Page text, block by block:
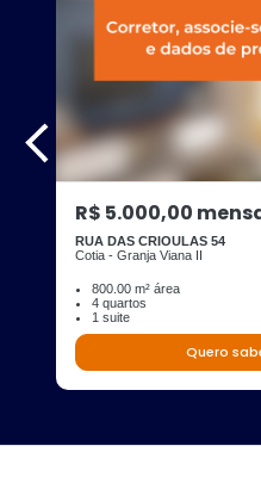
R$ 5.000,00
RUA DAS CRIOULAS 54
Cotia - Granja Viana II
800.00 m² área
4 quartos
1 suite
Quero